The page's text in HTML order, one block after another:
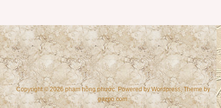
Copyright © 2026 phạm hồng phước. Powered byWordpress, Theme by
gazpo.com.